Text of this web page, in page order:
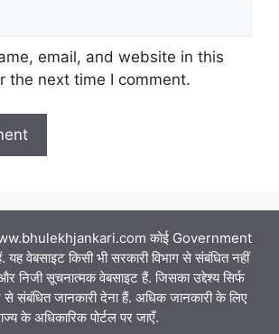
email, and website in this
the next time I comment.
कोई Government
यह वेबसाइट किसी भी सरकारी विभाग से संबंधित नहीं
निजी सूचनात्मक वेबसाइट हैं. जिसका उद्देश्य सिर्फ
संबंधित जानकारी देना हैं. अधिक जानकारी के लिए
के अधिकारिक पोर्टल पर जाएँ.